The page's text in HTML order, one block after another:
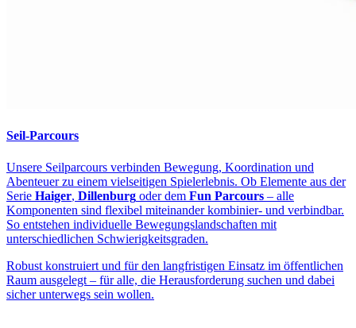
Seil-Parcours
Unsere Seilparcours verbinden Bewegung, Koordination und
Abenteuer zu einem vielseitigen Spielerlebnis. Ob Elemente aus der
Serie Haiger, Dillenburg oder dem Fun Parcours – alle
Komponenten sind flexibel miteinander kombinier- und verbindbar.
So entstehen individuelle Bewegungslandschaften mit
unterschiedlichen Schwierigkeitsgraden.
Robust konstruiert und für den langfristigen Einsatz im öffentlichen
Raum ausgelegt – für alle, die Herausforderung suchen und dabei
sicher unterwegs sein wollen.